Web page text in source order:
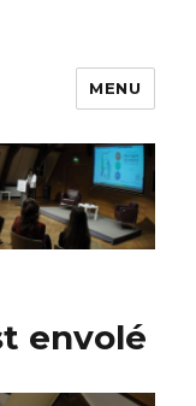
MENU
envolé